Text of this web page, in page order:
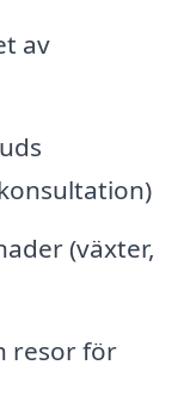
av
(växter,
resor för